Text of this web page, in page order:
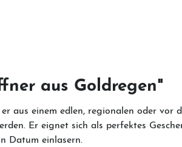
aus Goldregen"
aus einem edlen, regionalen oder
Er eignet sich als perfektes
Datum einlasern.